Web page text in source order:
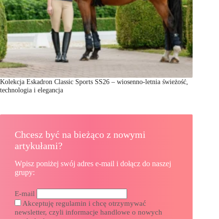
Kolekcja Eskadron Classic Sports SS26 – wiosenno-letnia świeżość,
technologia i elegancja
Chcesz być na bieżąco z nowymi
artykułami?
Wpisz poniżej swój adres e-mail i dołącz do naszej
grupy:
E-mail
Akceptuję regulamin i chcę otrzymywać
newsletter, czyli informacje handlowe o nowych